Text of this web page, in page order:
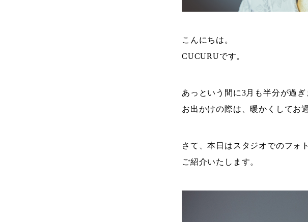
こんにちは。
CUCURUです。
あっという間に3月も半分が過
お出かけの際は、暖かくしてお
さて、本日はスタジオでのフォ
ご紹介いたします。